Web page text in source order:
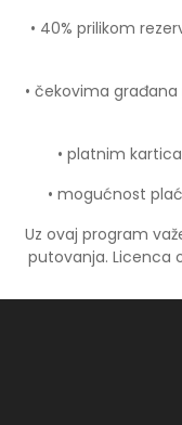
• 40% prilikom
• čekovima građana
• platnim
• mogućnost
Uz ovaj program
putovanja. Licenca